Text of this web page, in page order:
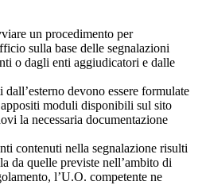
un procedimento per
sulla base delle segnalazioni
o dagli enti aggiudicatori e dalle
devono essere formulate
moduli disponibili sul sito
la necessaria documentazione
contenuti nella segnalazione risulti
da quelle previste nell’ambito di
l’U.O. competente ne